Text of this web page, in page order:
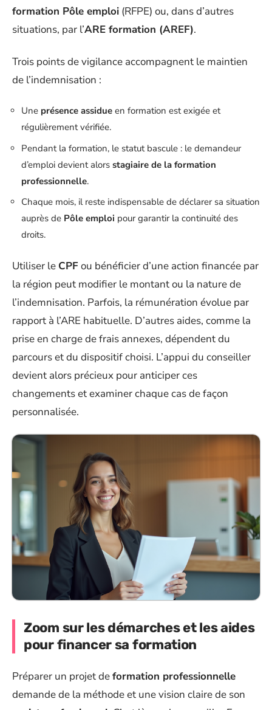
formation Pôle emploi (RFPE) ou, dans d’autres
situations, par l’ARE formation (AREF).
Trois points de vigilance accompagnent le maintien
de l’indemnisation :
Une présence assidue en formation est exigée et
régulièrement vérifiée.
Pendant la formation, le statut bascule : le demandeur
d’emploi devient alors stagiaire de la formation
professionnelle.
Chaque mois, il reste indispensable de déclarer sa situation
auprès de Pôle emploi pour garantir la continuité des
droits.
Utiliser le CPFou bénéficier d’une action financée par
la région peut modifier le montant ou la nature de
l’indemnisation. Parfois, la rémunération évolue par
rapport à l’ARE habituelle. D’autres aides, comme la
prise en charge de frais annexes, dépendent du
parcours et du dispositif choisi. L’appui du conseiller
devient alors précieux pour anticiper ces
changements et examiner chaque cas de façon
personnalisée.
Zoom sur les démarches et les aides
pour financer sa formation
Préparer un projet deformation professionnelle
demande de la méthode et une vision claire de son